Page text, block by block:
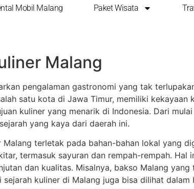
Mobil Malang Paket Wisata
Khas
Malang
pengalaman gastronomi yang tak
satu kota di Jawa Timur, memiliki
kuliner yang menarik di Indonesia. Dari
yang kaya dari daerah ini.
terletak pada bahan-bahan lokal yang
termasuk sayuran dan rempah-rempah.
dan kualitas. Misalnya, bakso Malang
sejarah kuliner di Malang juga bisa dilihat